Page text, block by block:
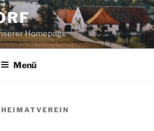
Homepage
Menü
HEIMATVEREIN